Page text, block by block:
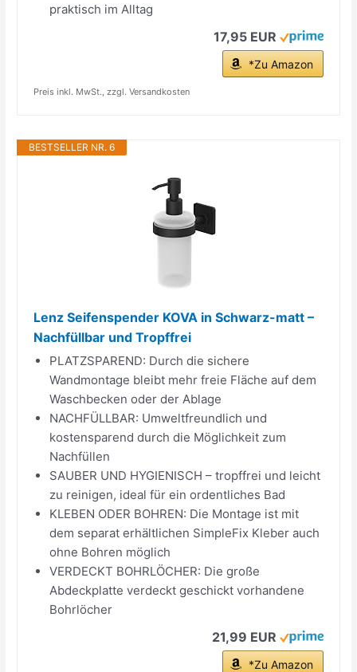
praktisch im Alltag
17,95 EUR
*Zu Amazon
Preis inkl. MwSt., zzgl. Versandkosten
BESTSELLER NR. 6
Lenz Seifenspender KOVA in Schwarz-matt –
Nachfüllbar und Tropffrei
PLATZSPAREND: Durch die sichere
Wandmontage bleibt mehr freie Fläche auf dem
Waschbecken oder der Ablage
NACHFÜLLBAR: Umweltfreundlich und
kostensparend durch die Möglichkeit zum
Nachfüllen
SAUBER UND HYGIENISCH – tropffrei und leicht
zu reinigen, ideal für ein ordentliches Bad
KLEBEN ODER BOHREN: Die Montage ist mit
dem separat erhältlichen SimpleFix Kleber auch
ohne Bohren möglich
VERDECKT BOHRLÖCHER: Die große
Abdeckplatte verdeckt geschickt vorhandene
Bohrlöcher
21,99 EUR
*Zu Amazon